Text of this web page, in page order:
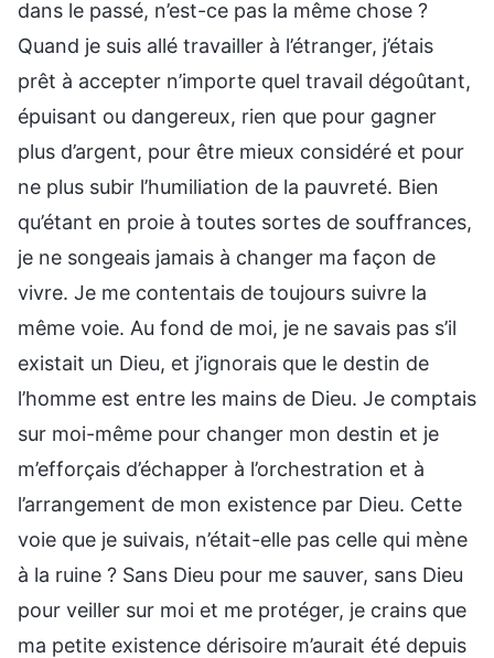
dans le passé, n’est-ce pas la même chose ?
Quand je suis allé travailler à l’étranger, j’étais
prêt à accepter n’importe quel travail dégoûtant,
épuisant ou dangereux, rien que pour gagner
plus d’argent, pour être mieux considéré et pour
ne plus subir l’humiliation de la pauvreté. Bien
qu’étant en proie à toutes sortes de souffrances,
je ne songeais jamais à changer ma façon de
vivre. Je me contentais de toujours suivre la
même voie. Au fond de moi, je ne savais pas s’il
existait un Dieu, et j’ignorais que le destin de
l’homme est entre les mains de Dieu. Je comptais
sur moi-même pour changer mon destin et je
m’efforçais d’échapper à l’orchestration et à
l’arrangement de mon existence par Dieu. Cette
voie que je suivais, n’était-elle pas celle qui mène
à la ruine ? Sans Dieu pour me sauver, sans Dieu
pour veiller sur moi et me protéger, je crains que
ma petite existence dérisoire m’aurait été depuis